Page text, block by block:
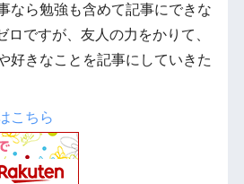
なら勉強も含めて記事にできな
ロですが、友人の力をかりて、
好きなことを記事にしていきた
こちら